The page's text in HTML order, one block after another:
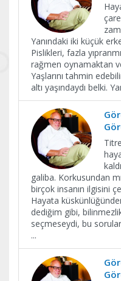
Yanındaki iki küçük
Pislikleri, fazla
rağmen oynamaktan
Yaşlarını tahmin
altı yaşındaydı belki.
galiba. Korkusundan
birçok insanın ilgisini
Hayata
dediğim gibi,
seçmeseydi, bu
...